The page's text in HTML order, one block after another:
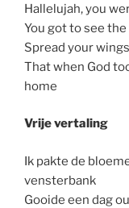
Hallelujah, you
You got to see
Spread your
That when God
home
Vrije vertaling
Ik pakte de
vensterbank
Gooide een dag